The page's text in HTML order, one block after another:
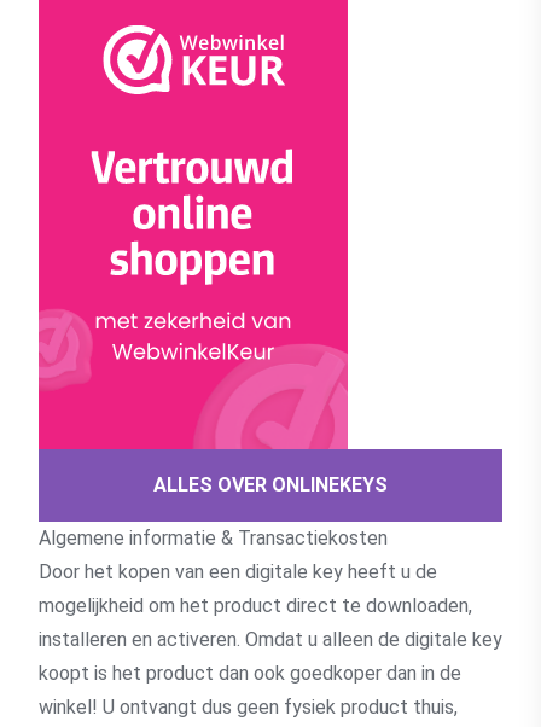
ALLES OVER ONLINEKEYS
Algemene informatie & Transactiekosten
Door het kopen van een digitale key heeft u de
mogelijkheid om het product direct te downloaden,
installeren en activeren. Omdat u alleen de digitale key
koopt is het product dan ook goedkoper dan in de
winkel! U ontvangt dus geen fysiek product thuis,